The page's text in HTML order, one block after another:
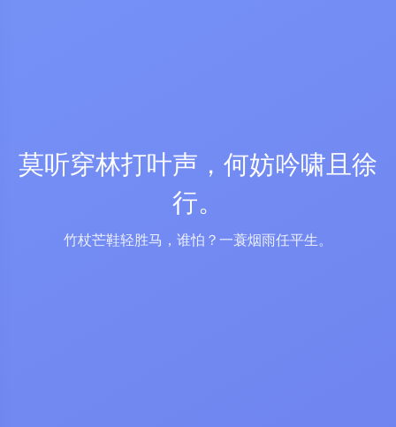
莫听穿林打叶声，何妨吟啸且徐
行。
竹杖芒鞋轻胜马，谁怕？一蓑烟雨任平生。